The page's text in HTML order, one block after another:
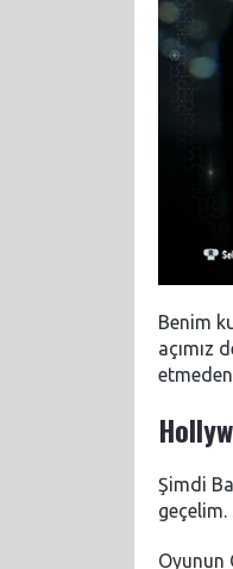
Benim
açımız
Şimdi
Oyunun